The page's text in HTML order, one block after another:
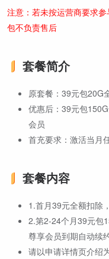
注意：若未按运营商要求
包不负责售后
套餐简介
原套餐：39元包20G
优惠后：39元包
会员
首充要求：激活当月
套餐内容
1.首月39元全额扣除
2.第2-24个月39元包
尊享会员到期自动续
请以申请详情页介绍